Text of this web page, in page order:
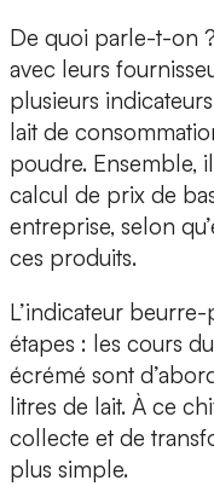
De quoi parle-t-on
avec leurs
plusieurs
lait de
poudre. Ensemble,
calcul de prix de
entreprise, selon
ces produits.
L’indicateur
étapes : les cours
écrémé sont
litres de lait. À ce
collecte et de
plus simple.